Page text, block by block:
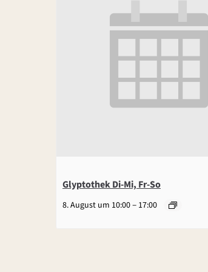
Glyptothek Di-Mi, Fr-So
8. August um 10:00– 17:00